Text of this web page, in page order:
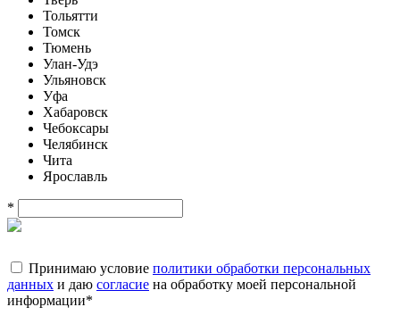
Тольятти
Томск
Тюмень
Улан-Удэ
Ульяновск
Уфа
Хабаровск
Чебоксары
Челябинск
Чита
Ярославль
*
Принимаю условие политики обработки персональных
данных и даю согласие на обработку моей персональной
информации*